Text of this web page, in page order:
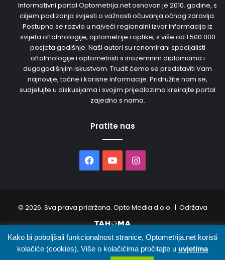
Informativni portal Optometrija.net osnovan je 2010. godine, s
ciljem podizanja svijesti o važnosti očuvanja očnog zdravlja.
Postupno se razvio u najveći regionalni izvor informacija iz
svijeta oftalmologije, optometrije i optike, s više od 1.500.000
posjeta godišnje. Naši autori su renomirani specijalisti
oftalmologije i optometristi s inozemnim diplomama i
dugogodišnjim iskustvom. Trudit ćemo se predstaviti Vam
najnovije, točne i korisne informacije. Pridružite nam se,
sudjelujte u diskusijama i svojim prijedlozima kreirajte portal
zajedno s nama.
Pratite nas
Facebook
YouTubeInstagram
© 2026. Sva prava pridržana. Opto Media d.o.o. | Održava
O nama Uvjeti korištenja Oglašavanje Kontakt
Kako bi poboljšali funkcionalnost stranice, Optometrija.net koristi
kolačiće (cookies). Više o kolačićima pročitajte u uvjetima